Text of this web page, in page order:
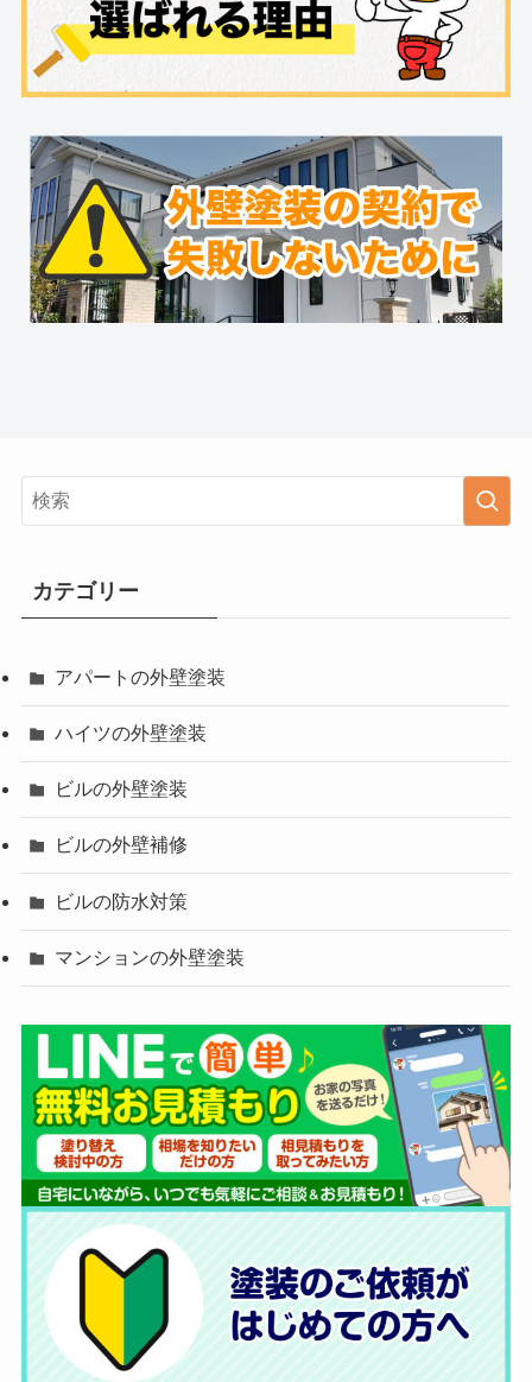
カテゴリー
アパートの外壁塗装
ハイツの外壁塗装
ビルの外壁塗装
ビルの外壁補修
ビルの防水対策
マンションの外壁塗装